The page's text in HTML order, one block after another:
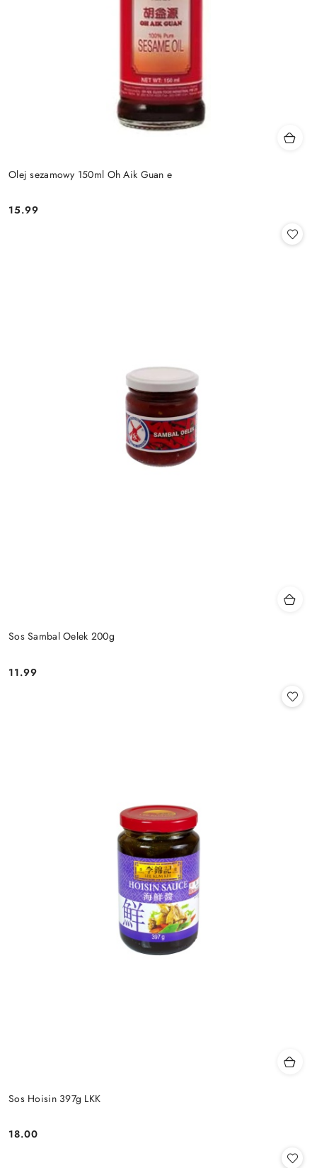
Olej sezamowy 150ml Oh Aik Guan e
Cena:
15.99
Sos Sambal Oelek 200g
Cena:
11.99
Sos Hoisin 397g LKK
Cena:
18.00